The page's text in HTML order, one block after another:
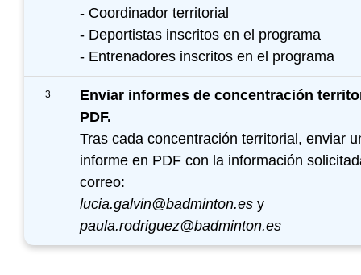
- Coordinador territorial
- Deportistas inscritos en el programa
- Entrenadores inscritos en el programa
3
Enviar informes de concentración
PDF.
Tras cada concentración territorial, enviar
informe en PDF con la información
correo:
lucia.galvin@badminton.es y
paula.rodriguez@badminton.es